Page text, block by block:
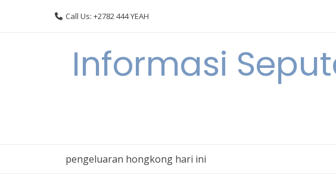
Call Us: +2782 444 YEAH
Informasi
pengeluaran hongkong hari ini